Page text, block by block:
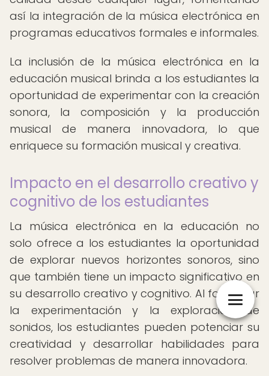
así la integración de la música electrónica en
programas educativos formales e informales.
La inclusión de la música electrónica en la
educación musical brinda a los estudiantes la
oportunidad de experimentar con la creación
sonora, la composición y la producción
musical de manera innovadora, lo que
enriquece su formación musical y creativa.
Impacto en el desarrollo creativo y
cognitivo de los estudiantes
La música electrónica en la educación no
solo ofrece a los estudiantes la oportunidad
de explorar nuevos horizontes sonoros, sino
que también tiene un impacto significativo en
su desarrollo creativo y cognitivo. Al fomentar
la experimentación y la exploración de
sonidos, los estudiantes pueden potenciar su
creatividad y desarrollar habilidades para
resolver problemas de manera innovadora.